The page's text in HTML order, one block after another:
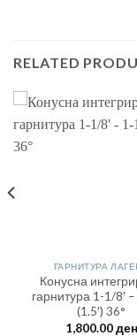
RELATED
ГАРНИТУРА
Конусна
гарнитура 1-1/8′
(1.5′) 36°
1,800.00ден